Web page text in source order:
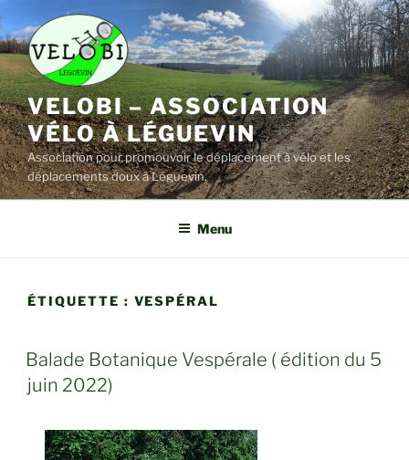
au
contenu
principal
VELOBI – ASSOCIATION
VÉLO À LÉGUEVIN
Association pour promouvoir le déplacement à vélo et les
déplacements doux à Léguevin.
Menu
ÉTIQUETTE : VESPÉRAL
Balade Botanique Vespérale ( édition du 5
juin 2022)